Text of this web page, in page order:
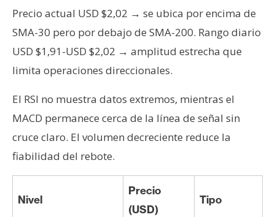
C
n
t
c
t
o
y
u
Precio actual USD $2,02 → se ubica por encima de
SMA-30 pero por debajo de SMA-200. Rango diario
USD $1,91-USD $2,02 → amplitud estrecha que
limita operaciones direccionales.
El RSI no muestra datos extremos, mientras el
MACD permanece cerca de la línea de señal sin
cruce claro. El volumen decreciente reduce la
fiabilidad del rebote.
Nivel
Precio
(USD)
Tipo